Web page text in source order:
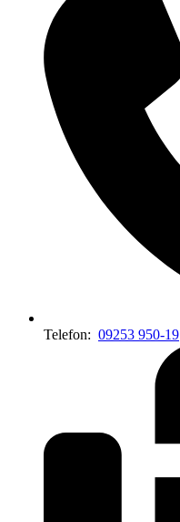
Telefon: 09253 950-19